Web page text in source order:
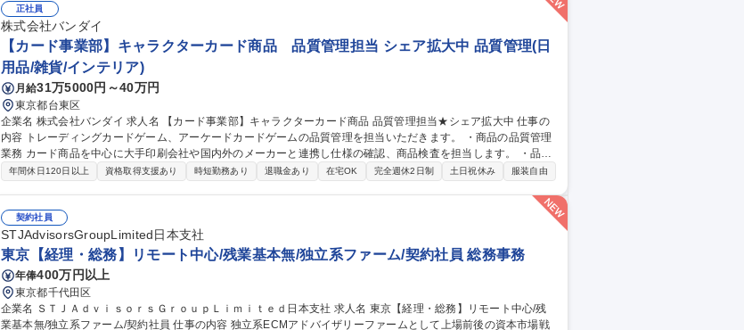
整備 ※専門性を高めながら、将来的にチームを牽引するリーダーとしての活躍を期待するポジションです。 募集
職種 【大阪】システム企画/経理・財務のCoEで経営貢献/DX推進
正社員
株式会社バンダイ
【カード事業部】キャラクターカード商品 品質管理担当 シェア拡大中 品質管理(日
用品/雑貨/インテリア)
月給31万5000円～40万円
東京都台東区
企業名 株式会社バンダイ 求人名 【カード事業部】キャラクターカード商品 品質管理担当★シェア拡大中 仕事の
内容 トレーディングカードゲーム、アーケードカードゲームの品質管理を担当いただきます。 ・商品の品質管理
業務 カード商品を中心に大手印刷会社や国内外のメーカーと連携し仕様の確認、商品検査を担当します。 ・品質
向上、持続性向上に向けた各種取組み 募集職種 【カード事業部】キャラクターカード商品 品質管理担当★シェア
年間休日120日以上 資格取得支援あり 時短勤務あり 退職金あり 在宅OK 完全週休2日制 土日祝休み 服装自由
契約社員
STJAdvisorsGroupLimited日本支社
東京【経理・総務】リモート中心/残業基本無/独立系ファーム/契約社員 総務事務
年俸400万円以上
東京都千代田区
企業名 ＳＴＪＡｄｖｉｓｏｒｓＧｒｏｕｐＬｉｍｉｔｅｄ日本支社 求人名 東京【経理・総務】リモート中心/残
業基本無/独立系ファーム/契約社員 仕事の内容 独立系ECMアドバイザリーファームとして上場前後の資本市場戦